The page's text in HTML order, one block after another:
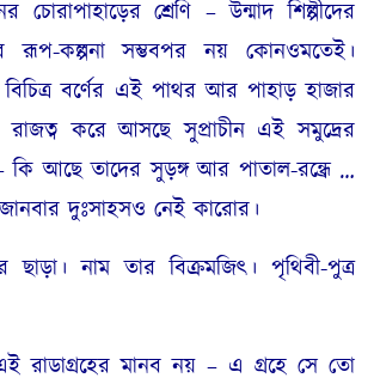
চোরাপাহাড়ের শ্রেণি – উন্মাদ শিল্পীদের
রূপ-কল্পনা সম্ভবপর নয় কোনওমতেই।
বিচিত্র বর্ণের এই পাথর আর পাহাড় হাজার
করে আসছে সুপ্রাচীন এই সমুদ্রের
কি আছে তাদের সুড়ঙ্গ আর পাতাল-রন্ধ্রে …
দুঃসাহসও নেই কারোর।
নাম তার বিক্ৰমজিৎ। পৃথিবী-পুত্র
রাডাগ্রহের মানব নয় – এ গ্রহে সে তো